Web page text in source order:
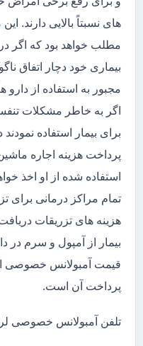
های نسبتاً بالایی دارند.
مطلب خواهد بود که اگر
بیماری خود دچار اتفاق
مجبور به استفاده از
اگر به خاطر مشکلات
برای بیمار استفاده
پرداخت هزینه اجاره
استفاده شده از او اخذ
تمام مراکز درمانی برای
هزینه های تزریقات
بیمار از آمپول و سرم در
قیمت آمبولانس خصوصی
پرداخت آن است.
تلفن آمبولانس خصوصی